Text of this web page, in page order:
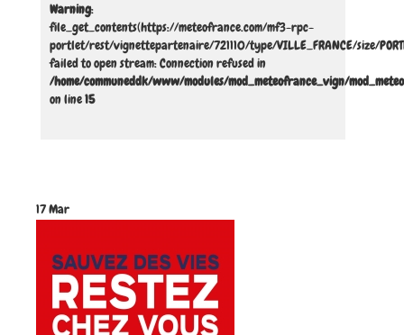
Warning:
file_get_contents(https://meteofrance.com/mf3-rpc-
portlet/rest/vignettepartenaire/721110/type/VILLE_FRANCE/size/
failed to open stream: Connection refused in
/home/communeddk/www/modules/mod_meteofrance_vign/
on line15
17 Mar